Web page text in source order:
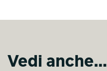
Vedi anche...